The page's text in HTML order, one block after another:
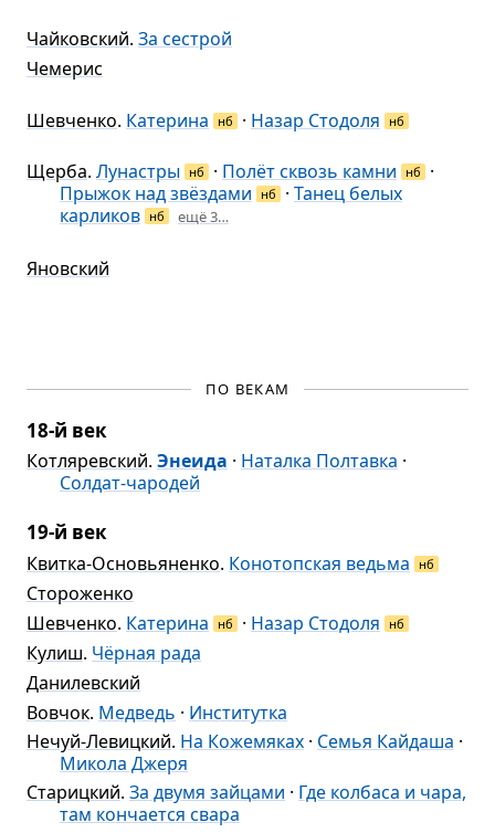
Чайковский. За сестрой
Чемерис
Шевченко. Катерина нб · Назар Стодоля нб
Щерба. Лунастры нб · Полёт сквозь камни нб
·
Прыжок над звёздами
нб · Танец белых
карликов нб ещё 3…
Яновский
ПО ВЕКАМ
18-й век
Котляревский. Энеида · Наталка Полтавка ·
Солдат-чародей
19-й век
Квитка-Основьяненко. Конотопская ведьма нб
Стороженко
Шевченко. Катерина нб · Назар Стодоля нб
Кулиш. Чёрная рада
Данилевский
Вовчок. Медведь · Институтка
Нечуй-Левицкий. На Кожемяках · Семья Кайдаша ·
Микола Джеря
Старицкий. За двумя зайцами · Где колбаса и чара,
там кончается свара